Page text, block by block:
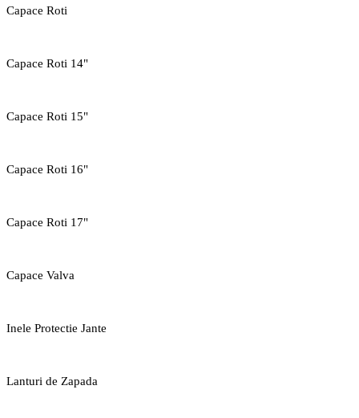
Capace Roti
Capace Roti 14"
Capace Roti 15"
Capace Roti 16"
Capace Roti 17"
Capace Valva
Inele Protectie Jante
Lanturi de Zapada